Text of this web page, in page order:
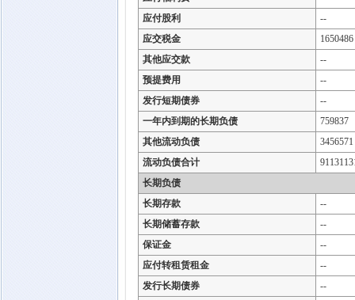
应付股利
--
应交税金
1650486
其他应交款
--
预提费用
--
发行短期债券
--
一年内到期的长期负债
759837
其他流动负债
3456571
流动负债合计
长期负债
长期存款
--
长期储蓄存款
--
保证金
--
应付转租赁租金
--
发行长期债券
--